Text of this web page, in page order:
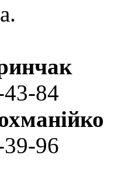
84
96